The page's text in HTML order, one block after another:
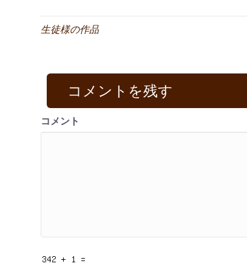
生徒様の作品
コメントを残す
コメント